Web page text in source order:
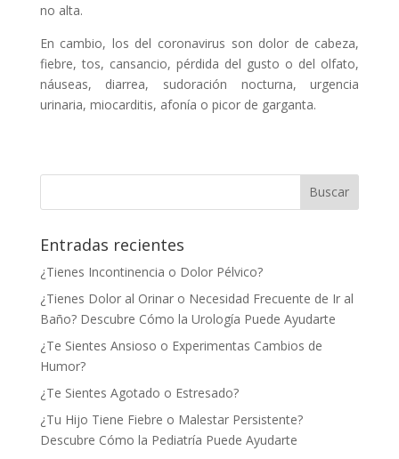
no alta.
En cambio, los del coronavirus son dolor de cabeza,
fiebre, tos, cansancio, pérdida del gusto o del olfato,
náuseas, diarrea, sudoración nocturna, urgencia
urinaria, miocarditis, afonía o picor de garganta.
Entradas recientes
¿Tienes Incontinencia o Dolor Pélvico?
¿Tienes Dolor al Orinar o Necesidad Frecuente de Ir al
Baño? Descubre Cómo la Urología Puede Ayudarte
¿Te Sientes Ansioso o Experimentas Cambios de
Humor?
¿Te Sientes Agotado o Estresado?
¿Tu Hijo Tiene Fiebre o Malestar Persistente?
Descubre Cómo la Pediatría Puede Ayudarte